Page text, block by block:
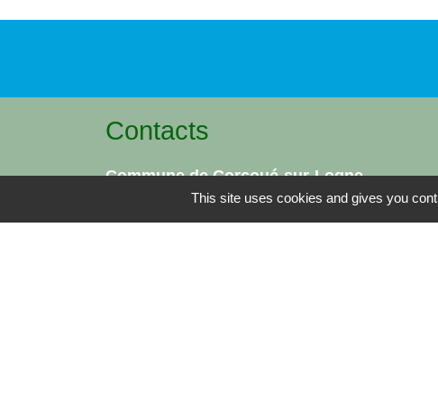
Contacts
Commune de Corcoué-sur-Logne
2 Bagatelle (rue de la Poste)
44650 Corcoué-sur-Logne - FRANCE
This site uses cookies and gives you